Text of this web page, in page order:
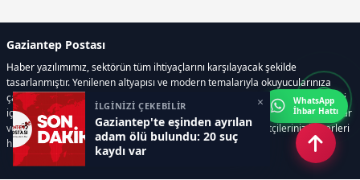
İLGİNİZİ ÇEKEBİLİR
Gaziantep'te eşinden ayrılan
adam ölü bulundu: 20 suç
kaydı var
×
Gaziantep Postası
Haber yazılımımız, sektörün tüm ihtiyaçlarını karşılayacak şekilde
tasarlanmıştır. Yenilenen altyapısı ve modern temalarıyla okuyucularınıza
çağdaş bir deneyim sunar. Sistemimiz, haber sitesinde gerekli tüm modülleri
içerir. Siz içerik üretmeye odaklanırken, yazılımımız zamandan tasarruf sağlar
ve süreçlerinizi kolaylaştırır. Etkili arayüzü sayesinde ziyaretçileriniz haberleri
hızlı ve keyifle takip edebilir.
WhatsApp
İhbar Hattı